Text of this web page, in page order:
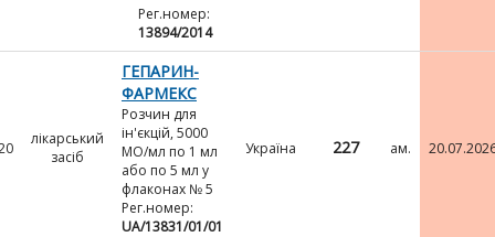
Рег.номер:
13894/2014
лікарський
засіб
ГЕПАРИН-
ФАРМЕКС
Розчин для
ін'єкцій, 5000
МО/мл по 1 мл
або по 5 мл у
флаконах № 5
Рег.номер:
UA/13831/01/01
Україна 227 ам.